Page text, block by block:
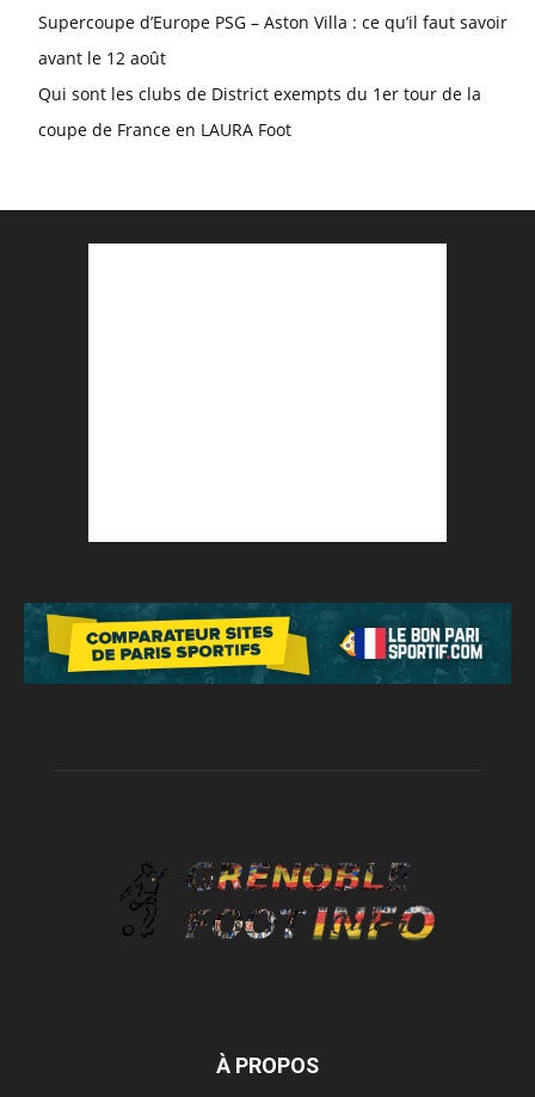
Supercoupe d’Europe PSG – Aston Villa : ce qu’il faut savoir
avant le 12 août
Qui sont les clubs de District exempts du 1er tour de la
coupe de France en LAURA Foot
À PROPOS